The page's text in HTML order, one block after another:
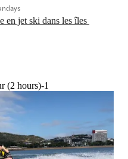
en jet ski dans les îles
(2 hours)-1